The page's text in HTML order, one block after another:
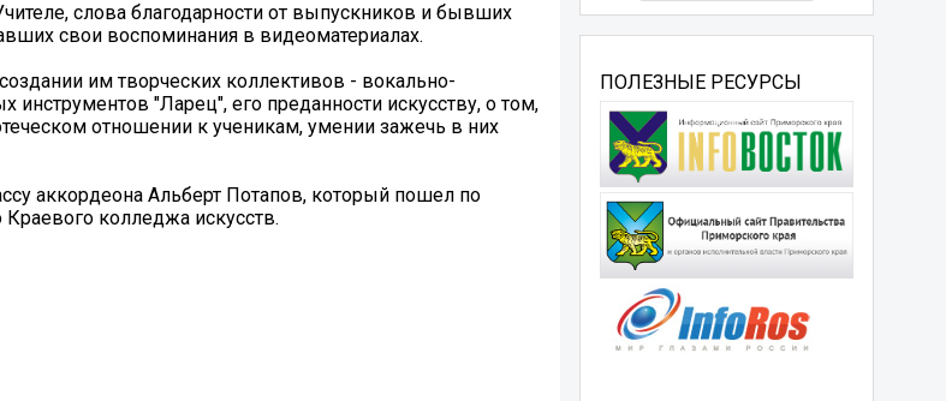
слова благодарности от выпускников и бывших
свои воспоминания в видеоматериалах.
им творческих коллективов - вокально-
инструментов "Ларец", его преданности искусству, о том,
отношении к ученикам, умении зажечь в них
аккордеона Альберт Потапов, который пошел по
Краевого колледжа искусств.
ПОЛЕЗНЫЕ РЕСУРСЫ